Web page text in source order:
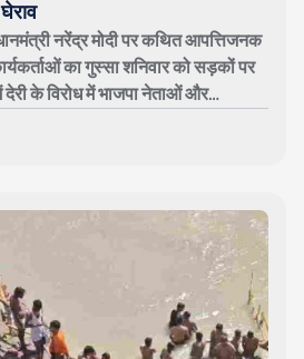
नरेंद्र मोदी पर कथित आपत्तिजनक
का गुस्सा शनिवार को सड़कों पर
देरी के विरोध में भाजपा नेताओं और